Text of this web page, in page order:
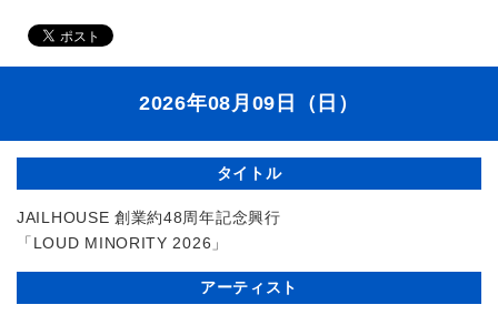
2026年08月09日（日）
タイトル
JAILHOUSE 創業約48周年記念興行
「LOUD MINORITY 2026」
アーティスト